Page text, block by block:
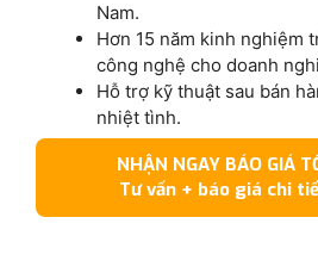
Nam.
Hơn 15 năm kinh nghiệm
công nghệ cho doanh
Hỗ trợ kỹ thuật sau bán
nhiệt tình.
NHẬN NGAY BÁO GIÁ
Tư vấn + báo giá chi